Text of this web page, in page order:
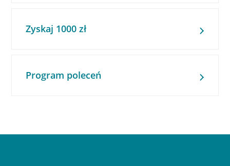
Zyskaj 1000 zł
Program poleceń